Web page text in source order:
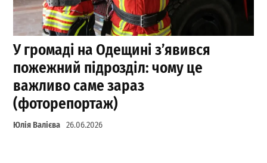
У громаді на Одещині з’явився
пожежний підрозділ: чому це
важливо саме зараз
(фоторепортаж)
Юлія Валієва 26.06.2026